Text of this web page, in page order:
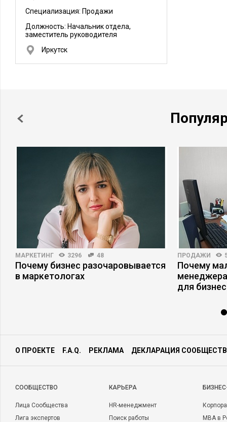
Специализация: Продажи
Должность: Начальник отдела,
заместитель руководителя
Иркутск
МАРКЕТИНГ 3296 48
Почему бизнес разочаровывается
в маркетологах
ПРОДАЖИ
Почему
для
О ПРОЕКТЕ F.A.Q. РЕКЛАМА ДЕКЛАРАЦИЯ
CООБЩЕСТВО
Лица Сообщества
Лига экспертов
КАРЬЕРА
HR-менеджмент
Поиск работы
MBA в